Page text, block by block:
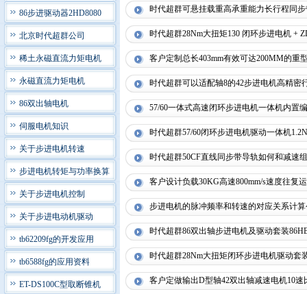
86步进驱动器2HD8080
北京时代超群公司
稀土永磁直流力矩电机
永磁直流力矩电机
86双出轴电机
伺服电机知识
关于步进电机转速
步进电机转矩与功率换算
关于步进电机控制
关于步进电动机驱动
tb62209fg的开发应用
tb6588fg的应用资料
ET-DS100C型取断锥机
时代超群可悬挂载重高承重能力长行程同
时代超群28Nm大扭矩130 闭环步进电机 +
客户定制总长403mm有效可达200MM的重
时代超群可以适配轴8的42步进电机高精密
57/60一体式高速闭环步进电机一体机内置
时代超群57/60闭环步进电机驱动一体机
时代超群50CF直线同步带导轨如何和减速
客户设计负载30KG高速800mm/s速度往复
步进电机的脉冲频率和转速的对应关系计
时代超群86双出轴步进电机及驱动套装
时代超群28Nm大扭矩闭环步进电机驱动套
客户定做输出D型轴42双出轴减速电机10速